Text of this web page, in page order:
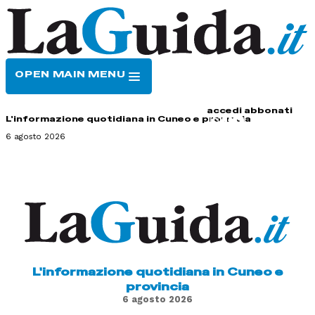
OPEN MAIN MENU
accedi abbonati
L'informazione quotidiana in Cuneo e provincia
6 agosto 2026
L'informazione quotidiana in Cuneo e
provincia
6 agosto 2026